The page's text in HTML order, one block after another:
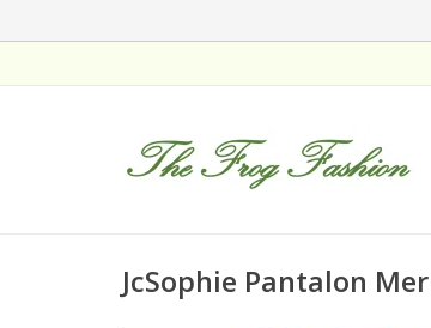
JcSophie Pantalon